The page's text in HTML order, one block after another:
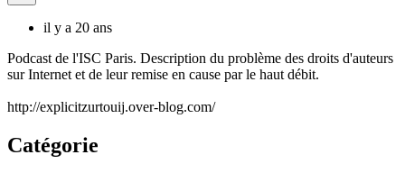
il y a 20 ans
Podcast de l'ISC Paris. Description du problème des droits d'auteurs
sur Internet et de leur remise en cause par le haut débit.
http://explicitzurtouij.over-blog.com/
Catégorie